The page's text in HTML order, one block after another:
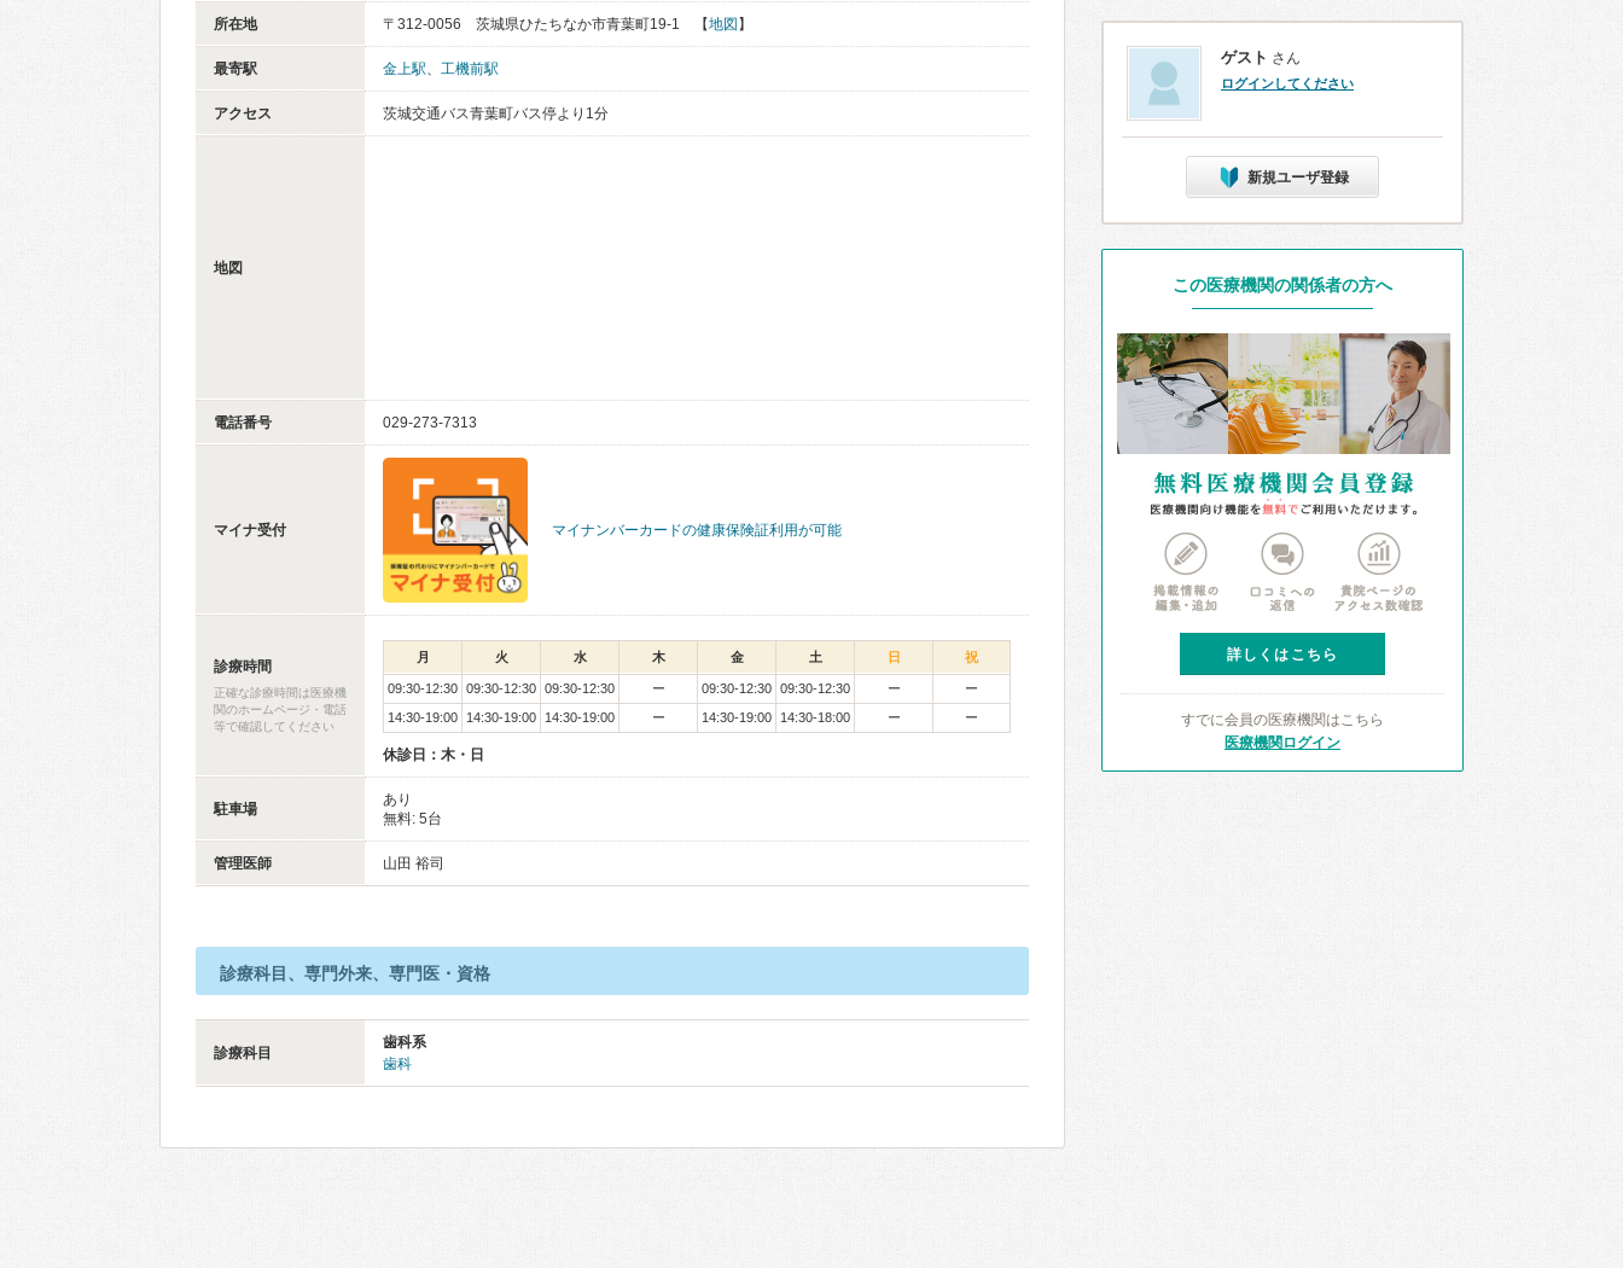
所在地 〒312-0056 茨城県ひたちなか市青葉町19-1 【地図 】
最寄駅 金上駅、 工機前駅
アクセス 茨城交通バス青葉町バス停より1分
地図
電話番号 029-273-7313
マイナ受付 マイナンバーカードの健康保険証利用が可能
診療時間
正確な診療時間は医療機
関のホームページ・電話
等で確認してください
月 火 水 木 金 土 日 祝
09:30-12:30 09:30-12:30 09:30-12:30 ー 09:30-12:30 09:30-12:30 ー
ー
14:30-19:00
14:30-19:00 14:30-19:00 ー 14:30-19:00 14:30-18:00 ー ー
休診日：木・日
駐車場
あり
無料: 5台
管理医師 山田 裕司
診療科目、専門外来、専門医・資格
診療科目
歯科系
歯科
ゲスト さん
ログインしてください
新規ユーザ登録
この医療機関の関係者の方へ
詳しくはこちら
すでに会員の医療機関はこちら
医療機関ログイン